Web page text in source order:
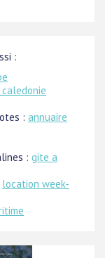
:
: annuaire
: gite a
location week-